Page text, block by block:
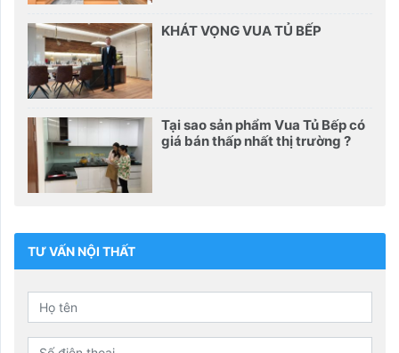
KHÁT VỌNG VUA TỦ BẾP
Tại sao sản phẩm Vua Tủ Bếp có
giá bán thấp nhất thị trường ?
TƯ VẤN NỘI THẤT